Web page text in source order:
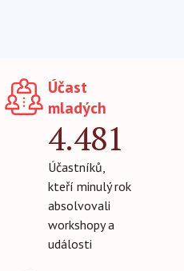
Účast
mladých
4.481
Účastníků,
kteří minulý rok
absolvovali
workshopy a
události